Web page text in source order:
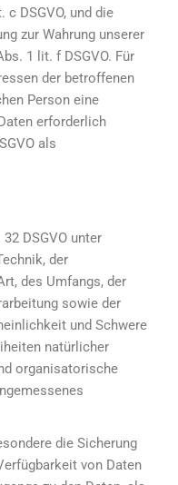
DSGVO, und die
zur Wahrung unserer
1 lit. f DSGVO. Für
der betroffenen
Person eine
erforderlich
als
DSGVO unter
der
des Umfangs, der
sowie der
und Schwere
natürlicher
organisatorische
die Sicherung
von Daten